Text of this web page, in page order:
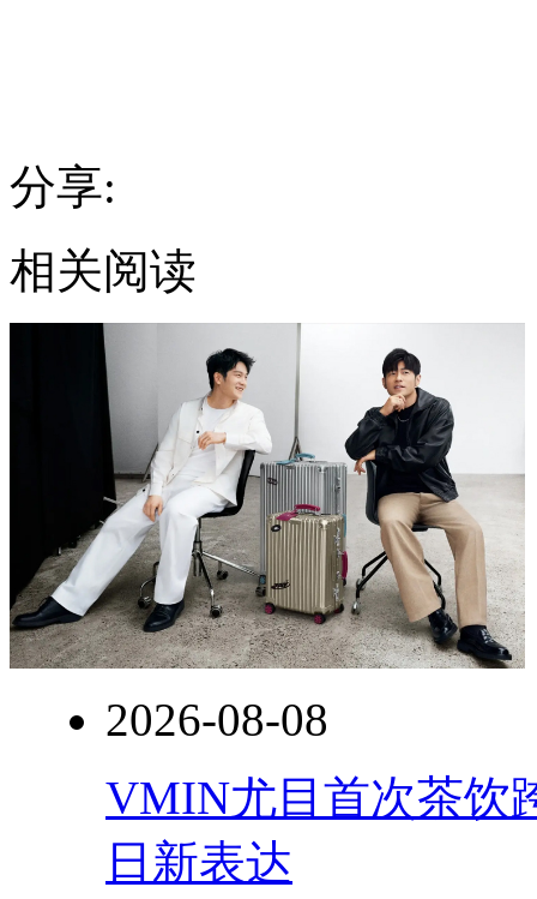
分享:
相关阅读
2026-08-08
VMIN尤目首次茶饮
日新表达